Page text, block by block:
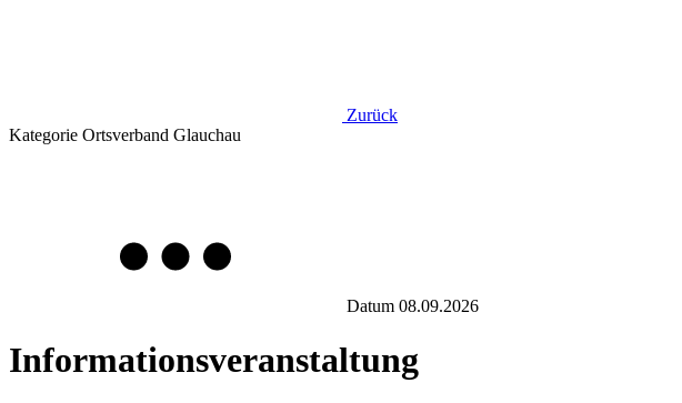
Zurück
Kategorie Ortsverband Glauchau
Datum 08.09.2026
Informationsveranstaltung